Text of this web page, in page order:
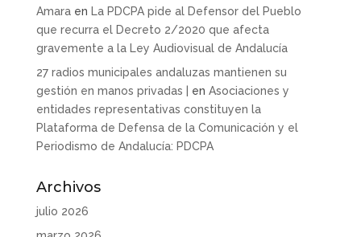
Amaraen La PDCPA pide al Defensor del Pueblo
que recurra el Decreto 2/2020 que afecta
gravemente a la Ley Audiovisual de Andalucía
27 radios municipales andaluzas mantienen su
gestión en manos privadas |
en Asociaciones y
entidades representativas constituyen la
Plataforma de Defensa de la Comunicación y el
Periodismo de Andalucía: PDCPA
Archivos
julio 2026